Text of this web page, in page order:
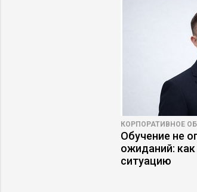
КОРПОРАТИВНОЕ
Обучение не
ожиданий: как
ситуацию